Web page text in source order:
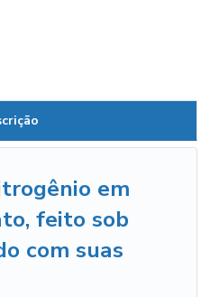
em
feito sob
com suas